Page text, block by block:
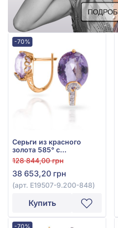
-70%
Серьги из красного
золота 585° с
бриллиантом 0,07ct и
аметистом 8,26ct, арт.
E19507-9.200-848
128 844,00 грн
38 653,20 грн
(арт. E19507-9.200-848)
Купить
-70%